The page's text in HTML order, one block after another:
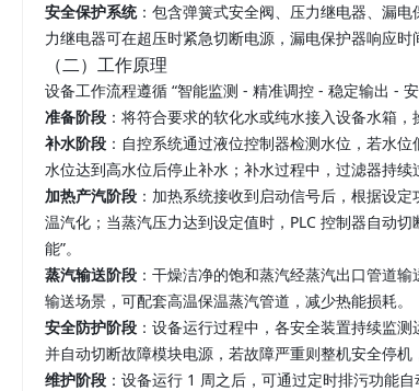
安全保护系统：包含弹簧式安全阀、压力继电器、漏
力继电器可在超压时紧急切断电源，漏电保护器响应
（二）工作原理
设备工作流程遵循 “智能监测 - 精准调控 - 稳定输出 -
准备阶段 ：将符合要求的软化水或纯水接入设备水箱
补水阶段 ：自控系统通过液位控制器检测水位，若水
水位达到高水位后停止补水；补水过程中，过滤器持续
加热产汽阶段 ：加热系统接收到启动信号后，根据设
温汽化；当蒸汽压力达到设定值时，PLC 控制器自动
能”。
蒸汽输送阶段 ：干燥洁净的饱和蒸汽经蒸汽出口管道
输送场景，可配套高温保温蒸汽管道，减少热能损耗。
安全防护阶段 ：设备运行过程中，各安全装置持续监
并自动切断故障模块电源，若故障严重则整机安全停机
维护阶段 ：设备运行 1 周之后，可通过定时排污功能